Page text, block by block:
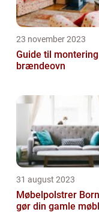
23 november 2023
Guide til
brændeovn
31 august 2023
Møbelpolstrer
gør din gamle